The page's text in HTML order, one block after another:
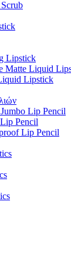
Lipstick
Matte Liquid
Lipstick
Lip Pencil
Pencil
Lip Pencil